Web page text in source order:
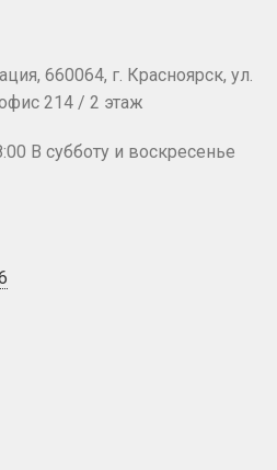
660064, г. Красноярск, ул.
214 / 2 этаж
В субботу и воскресенье